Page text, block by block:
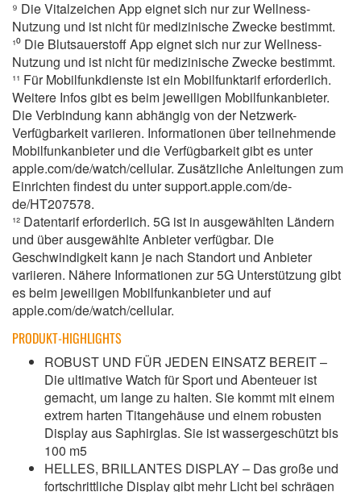
⁹ Die Vitalzeichen App eignet sich nur zur Wellness-
Nutzung und ist nicht für medizinische Zwecke bestimmt.
¹⁰ Die Blutsauerstoff App eignet sich nur zur Wellness-
Nutzung und ist nicht für medizinische Zwecke bestimmt.
¹¹ Für Mobilfunkdienste ist ein Mobilfunktarif erforderlich.
Weitere Infos gibt es beim jeweiligen Mobilfunkanbieter.
Die Verbindung kann abhängig von der Netzwerk-
Verfügbarkeit variieren. Informationen über teilnehmende
Mobilfunkanbieter und die Verfügbarkeit gibt es unter
apple.com/de/watch/cellular. Zusätzliche Anleitungen zum
Einrichten findest du unter support.apple.com/de-
de/HT207578.
¹² Datentarif erforderlich. 5G ist in ausgewählten Ländern
und über ausgewählte Anbieter verfügbar. Die
Geschwindigkeit kann je nach Standort und Anbieter
variieren. Nähere Informationen zur 5G Unterstützung gibt
es beim jeweiligen Mobilfunkanbieter und auf
apple.com/de/watch/cellular.
PRODUKT-HIGHLIGHTS
ROBUST UND FÜR JEDEN EINSATZ BEREIT –
Die ultimative Watch für Sport und Abenteuer ist
gemacht, um lange zu halten. Sie kommt mit einem
extrem harten Titangehäuse und einem robusten
Display aus Saphirglas. Sie ist wassergeschützt bis
100 m5
HELLES, BRILLANTES DISPLAY – Das große und
fortschrittliche Display gibt mehr Licht bei schrägen